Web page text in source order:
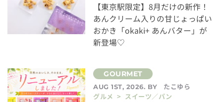
【東京駅限定】8月だけの新作！
あんクリーム入りの甘じょっぱい
おかき「okaki+ あんバター」が
新登場♡
AUG 1ST, 2026. BY
たこゆら
グルメ > スイーツ／パン